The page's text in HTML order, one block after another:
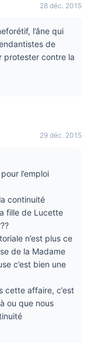
28 déc. 2015
l’âne qui
de
protester contre la
29 déc. 2015
l’emploi
continuité
fille de Lucette
n’est plus ce
de la Madame
c’est bien une
cette affaire, c’est
ou que nous